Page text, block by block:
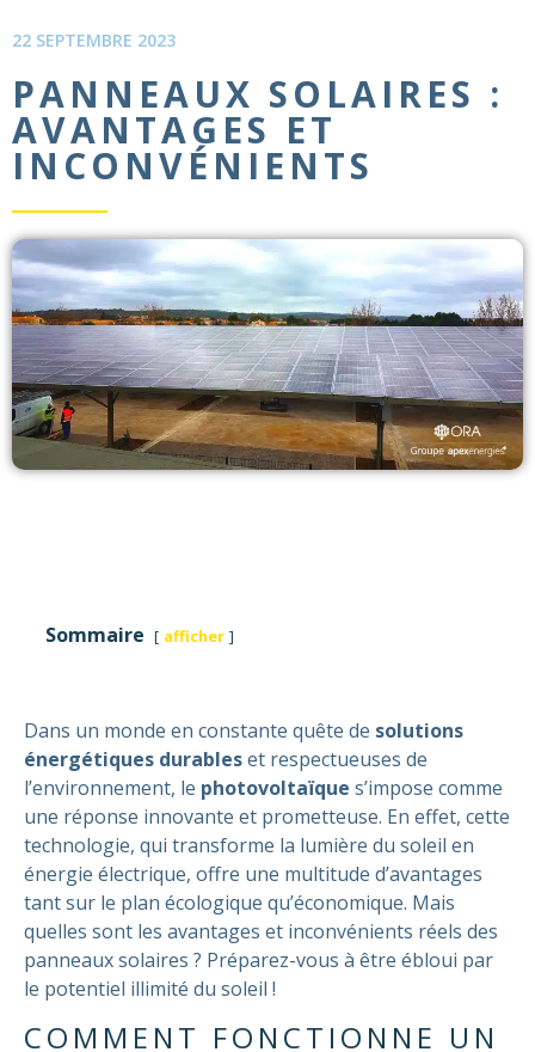
22 SEPTEMBRE 2023
PANNEAUX SOLAIRES :
AVANTAGES ET
INCONVÉNIENTS
Sommaire afficher
Dans un monde en constante quête de solutions
énergétiques durableset respectueuses de
l’environnement, le photovoltaïque s’impose comme
une réponse innovante et prometteuse. En effet, cette
technologie, qui transforme la lumière du soleil en
énergie électrique, offre une multitude d’avantages
tant sur le plan écologique qu’économique. Mais
quelles sont les avantages et inconvénients réels des
panneaux solaires ? Préparez-vous à être ébloui par
le potentiel illimité du soleil !
COMMENT FONCTIONNE UN